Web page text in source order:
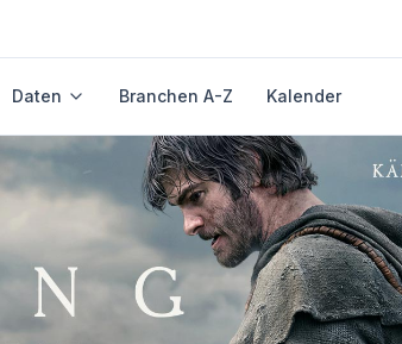
Daten Branchen A-Z Kalender